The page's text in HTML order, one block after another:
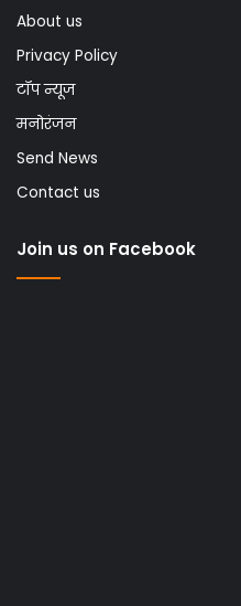
About us
Privacy Policy
टॉप न्यूज
मनोरंजन
Send News
Contact us
Join us on Facebook